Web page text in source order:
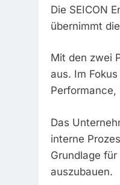
Die SEICON
übernimmt
Mit den zwei
aus. Im
Das
interne
Grundlage
auszubauen.